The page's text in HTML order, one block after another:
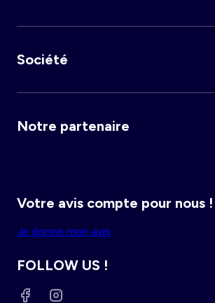
Société
Notre partenaire
Votre avis compte pour nous !
Je donne mon avis
FOLLOW US !